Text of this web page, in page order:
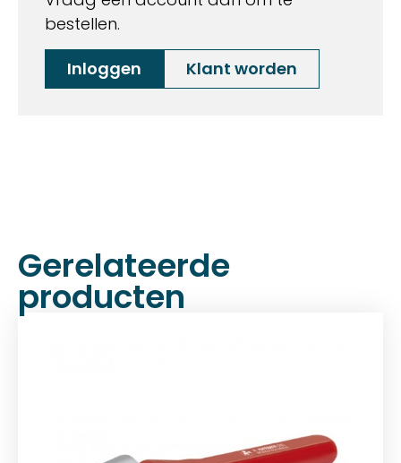
bestellen.
Inloggen
Klant worden
Gerelateerde
producten